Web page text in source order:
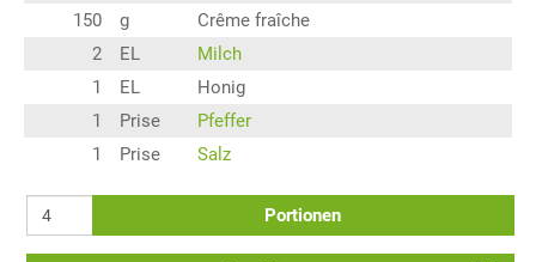
150
g
Crême fraîche
2
EL
Milch
1
EL
Honig
1
Prise
Pfeffer
1
Prise Salz
Portionen